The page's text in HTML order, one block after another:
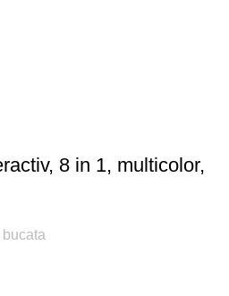
8 in 1, multicolor,
bucata